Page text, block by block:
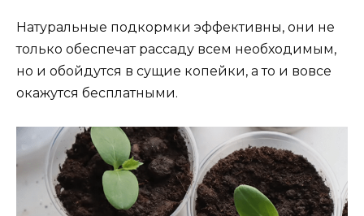
Натуральные подкормки эффективны, они не
только обеспечат рассаду всем необходимым,
но и обойдутся в сущие копейки, а то и вовсе
окажутся бесплатными.